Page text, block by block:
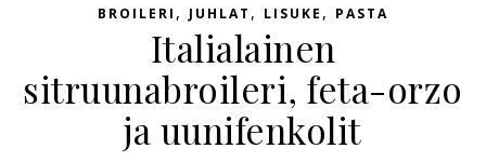
BROILERI , JUHLAT , LISUKE , PASTA
Italialainen
sitruunabroileri, feta-orzo
ja uunifenkolit